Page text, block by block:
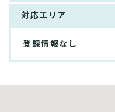
対応エリア
登録情報なし